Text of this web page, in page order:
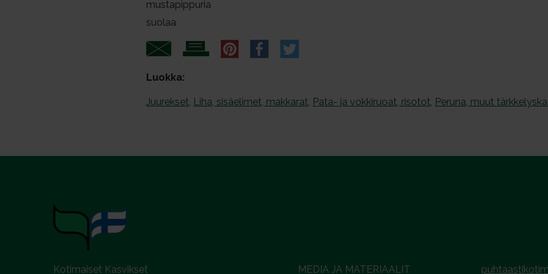
mustapippuria
suolaa
Luokka:
Juurekset Liha, sisäelimet, makkarat Pata- ja vokkiruoat, risotot Peruna, muut
Kotimaiset Kasvikset MEDIA JA MATERIAALIT